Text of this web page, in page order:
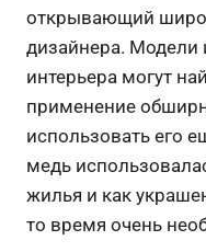
открывающий
дизайнера. Модели
интерьера могут
применение
использовать его
медь
жилья и как
то время очень